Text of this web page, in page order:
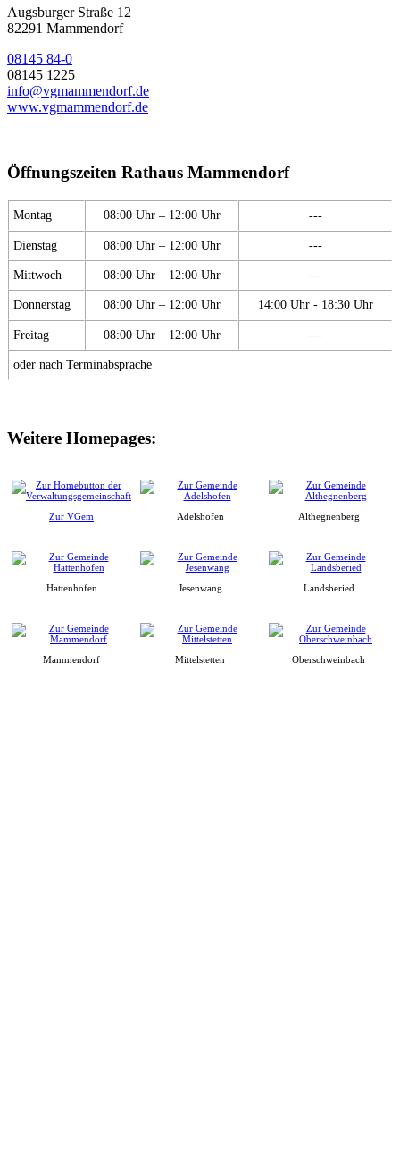
Augsburger Straße 12
82291 Mammendorf
08145 84-0
08145 1225
info@vgmammendorf.de
www.vgmammendorf.de
Öffnungszeiten Rathaus Mammendorf
Montag 08:00 Uhr – 12:00 Uhr ---
Dienstag 08:00 Uhr – 12:00 Uhr ---
Mittwoch 08:00 Uhr – 12:00 Uhr ---
Donnerstag 08:00 Uhr – 12:00 Uhr 14:00 Uhr - 18:30 Uhr
Freitag 08:00 Uhr – 12:00 Uhr ---
oder nach Terminabsprache
Weitere Homepages:
Zur VGem Adelshofen Althegnenberg
Hattenhofen Jesenwang Landsberied
Mammendorf Mittelstetten Oberschweinbach